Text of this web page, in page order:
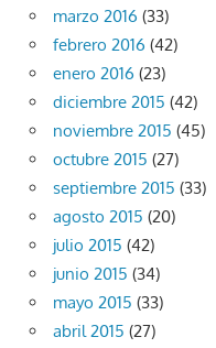
marzo 2016 (33)
febrero 2016 (42)
enero 2016 (23)
diciembre 2015 (42)
noviembre 2015 (45)
octubre 2015 (27)
septiembre 2015 (33)
agosto 2015 (20)
julio 2015 (42)
junio 2015 (34)
mayo 2015 (33)
abril 2015 (27)